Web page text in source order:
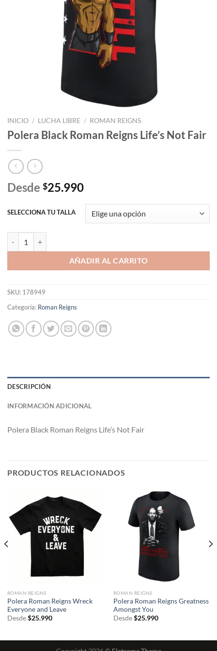
INICIO / LUCHA LIBRE / ROMAN REIGNS
Polera Black Roman Reigns Life’s Not Fair
Desde $25.990
SELECCIONA TU TALLA
AÑADIR AL CARRITO
SKU: 178949
Categoría: Roman Reigns
DESCRIPCIÓN
INFORMACIÓN ADICIONAL
Polera Black Roman Reigns Life’s Not Fair
PRODUCTOS RELACIONADOS
ROMAN REIGNS
Polera Roman Reigns Wreck
Everyone and Leave
Desde $25.990
ROMAN REIGNS
Polera Roman Reigns Greatness
Amongst You
Desde $25.990